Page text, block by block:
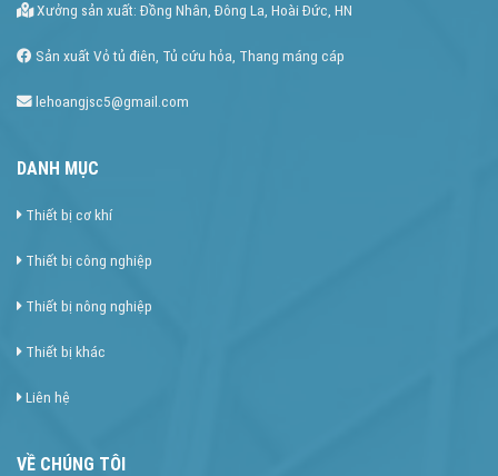
Xưởng sản xuất: Đồng Nhân, Đông La, Hoài Đức, HN
Sản xuất Vỏ tủ điên, Tủ cứu hỏa, Thang máng cáp
lehoangjsc5@gmail.com
DANH MỤC
Thiết bị cơ khí
Thiết bị công nghiệp
Thiết bị nông nghiệp
Thiết bị khác
Liên hệ
VỀ CHÚNG TÔI